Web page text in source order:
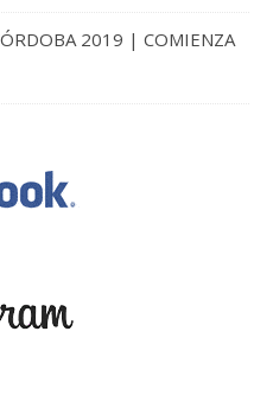
2019 | COMIENZA